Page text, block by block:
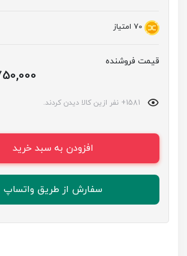
70 امتیاز
قیمت فروشنده
1,750,000
افزودن به سبد خرید
سفارش از طریق واتساپ